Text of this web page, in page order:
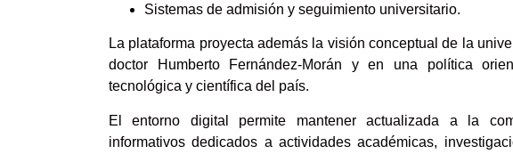
Sistemas de admisión y seguimiento universitario.
La plataforma proyecta además la visión conceptual de la
doctor Humberto Fernández-Morán y en una política
tecnológica y científica del país.
El entorno digital permite mantener actualizada a la
informativos dedicados a actividades académicas,